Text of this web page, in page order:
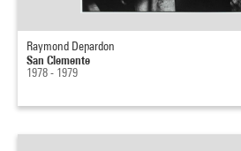
Raymond Depardon
San Clemente
1978 - 1979